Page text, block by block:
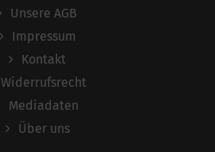
Unsere AGB
Impressum
Kontakt
Widerrufsrecht
Mediadaten
Über uns